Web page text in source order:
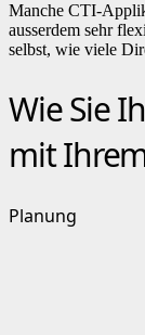
Manche CTI-
ausserdem sehr
selbst, wie viele
Wie Sie
mit
Planung